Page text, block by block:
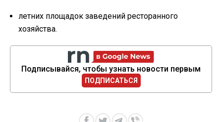
летних площадок заведений ресторанного
хозяйства.
Подписывайся, чтобы узнать новости первым
ПОДПИСАТЬСЯ